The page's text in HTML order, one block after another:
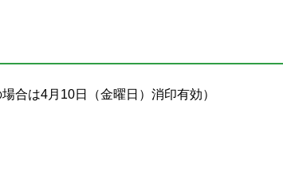
合は4月10日（金曜日）消印有効）